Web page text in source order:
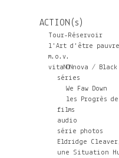
F
K
S
ACTION(s)
Tour-Réservoir
l'Art d'être pauvre
m.o.v.
vitaNONnova /
séries
We Faw Down
les Progrès
films
audio
série photos
Eldridge
une Situation